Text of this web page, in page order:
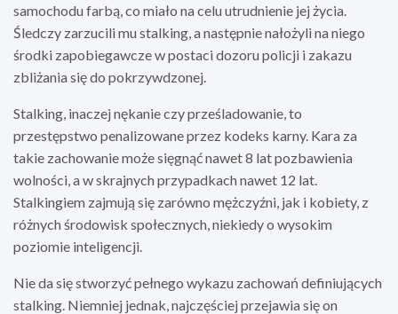
samochodu farbą, co miało na celu utrudnienie jej życia.
Śledczy zarzucili mu stalking, a następnie nałożyli na niego
środki zapobiegawcze w postaci dozoru policji i zakazu
zbliżania się do pokrzywdzonej.
Stalking, inaczej nękanie czy prześladowanie, to
przestępstwo penalizowane przez kodeks karny. Kara za
takie zachowanie może sięgnąć nawet 8 lat pozbawienia
wolności, a w skrajnych przypadkach nawet 12 lat.
Stalkingiem zajmują się zarówno mężczyźni, jak i kobiety, z
różnych środowisk społecznych, niekiedy o wysokim
poziomie inteligencji.
Nie da się stworzyć pełnego wykazu zachowań definiujących
stalking. Niemniej jednak, najczęściej przejawia się on